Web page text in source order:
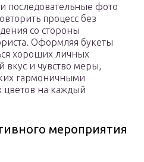
последовательные фото
процесс без
со стороны
Оформляя букеты
хороших личных
вкус и чувство меры,
гармоничными
на каждый
мероприятия